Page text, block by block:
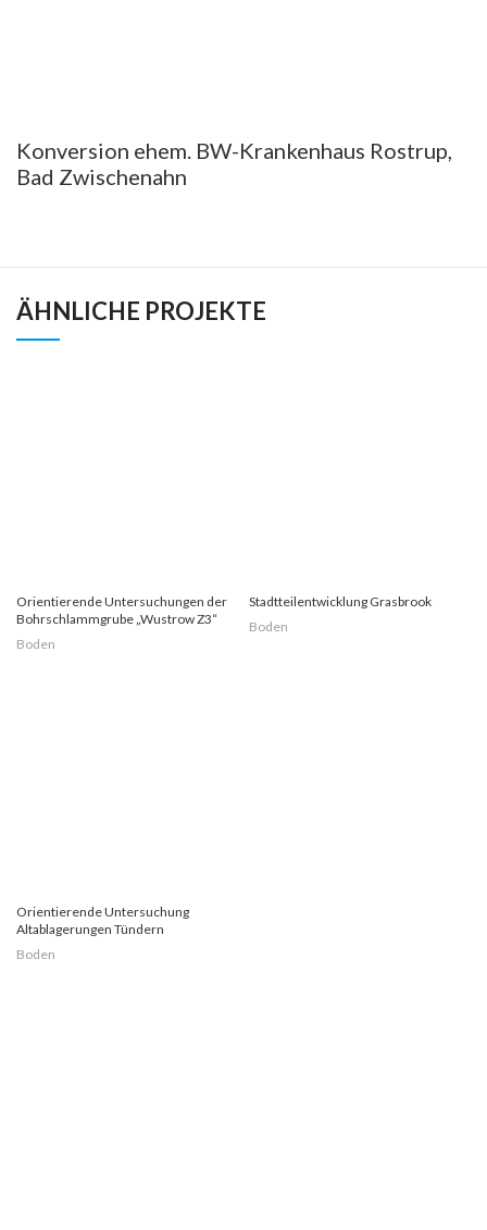
Konversion ehem. BW-Krankenhaus Rostrup,
Bad Zwischenahn
ÄHNLICHE PROJEKTE
Orientierende Untersuchungen der
Bohrschlammgrube „Wustrow Z3“
Boden
Stadtteilentwicklung Grasbrook
Boden
Orientierende Untersuchung
Altablagerungen Tündern
Boden